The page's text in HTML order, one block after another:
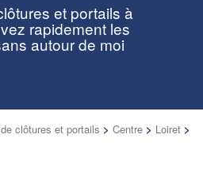
et portails à
rapidement les
autour de moi
clôtures et portails > Centre > Loiret >